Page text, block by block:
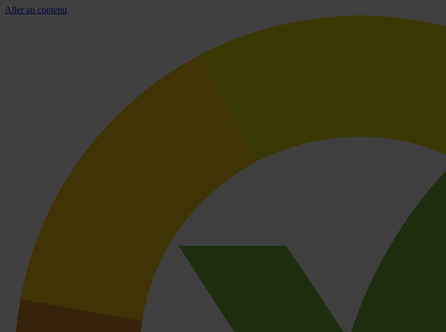
Aller au contenu